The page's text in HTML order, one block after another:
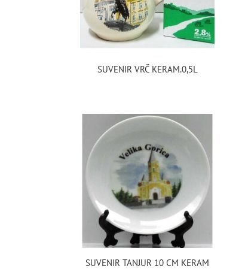
SUVENIR VRČ KERAM.0,5L
SUVENIR TANJUR 10 CM KERAM